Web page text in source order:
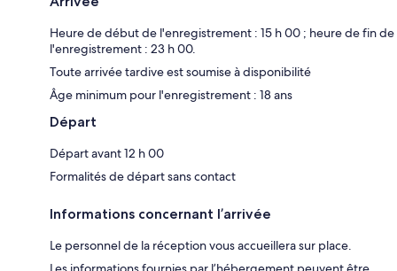
Heure de début de l'enregistrement : 15 h 00 ; heure de fin de
l'enregistrement : 23 h 00.
Toute arrivée tardive est soumise à disponibilité
Âge minimum pour l'enregistrement : 18 ans
Départ
Départ avant 12 h 00
Formalités de départ sans contact
Informations concernant l’arrivée
Le personnel de la réception vous accueillera sur place.